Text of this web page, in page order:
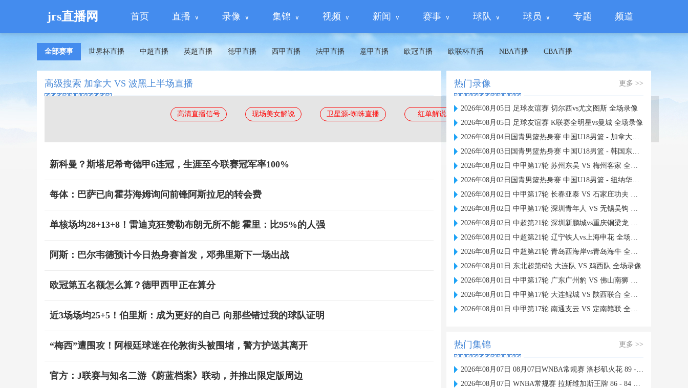
jrs直播网 首页 直播 录像 集锦 视频 新闻 赛事 球队 球员 专题 频道
全部赛事 世界杯直播 中超直播 英超直播 德甲直播 西甲直播 法甲直播 意甲直播 欧冠直播 欧联杯直播 NBA直播 CBA直播
高级搜索 加拿大 VS 波黑上半场直播
高清直播信号 现场美女解说 卫星源-蜘蛛直播 红单解说 蜘蛛直播
新科曼？斯塔尼希奇德甲6连冠，生涯至今联赛冠军率100%
每体：巴萨已向霍芬海姆询问前锋阿斯拉尼的转会费
单核场均28+13+8！雷迪克狂赞勒布朗无所不能 霍里：比95%的人强
阿斯：巴尔韦德预计今日热身赛首发，邓弗里斯下一场出战
欧冠第五名额怎么算？德甲西甲正在算分
近3场场均25+5！伯里斯：成为更好的自己 向那些错过我的球队证明
“梅西”遭围攻！阿根廷球迷在伦敦街头被围堵，警方护送其离开
官方：J联赛与知名二游《蔚蓝档案》联动，并推出限定版周边
热门录像 更多 >>
2026年08月05日 足球友谊赛 切尔西vs尤文图斯 全场录像
2026年08月05日 足球友谊赛 K联赛全明星vs曼城 全场录像
2026年08月04日国青男篮热身赛 中国U18男篮 - 加拿大大卫·安篮球学院 全场录像
2026年08月03日国青男篮热身赛 中国U18男篮 - 韩国东国大学 全场录像
2026年08月02日 中甲第17轮 苏州东吴 VS 梅州客家 全场录像
2026年08月02日国青男篮热身赛 中国U18男篮 - 纽纳华丁闪电队 全场录像
2026年08月02日 中甲第17轮 长春亚泰 VS 石家庄功夫 全场录像
2026年08月02日 中甲第17轮 深圳青年人 VS 无锡吴钩 全场录像
2026年08月02日 中超第21轮 深圳新鹏城vs重庆铜梁龙 全场录像
2026年08月02日 中超第21轮 辽宁铁人vs上海申花 全场录像
2026年08月02日 中超第21轮 青岛西海岸vs青岛海牛 全场录像
2026年08月01日 东北超第6轮 大连队 VS 鸡西队 全场录像
2026年08月01日 中甲第17轮 广东广州豹 VS 佛山南狮 全场录像
2026年08月01日 中甲第17轮 大连鲲城 VS 陕西联合 全场录像
2026年08月01日 中甲第17轮 南通支云 VS 定南赣联 全场录像
热门集锦 更多 >>
2026年08月07日 08月07日WNBA常规赛 洛杉矶火花 89 - 82 明尼苏达山猫 全场集锦
2026年08月07日 WNBA常规赛 拉斯维加斯王牌 86 - 84 印第安纳狂热 全场集锦